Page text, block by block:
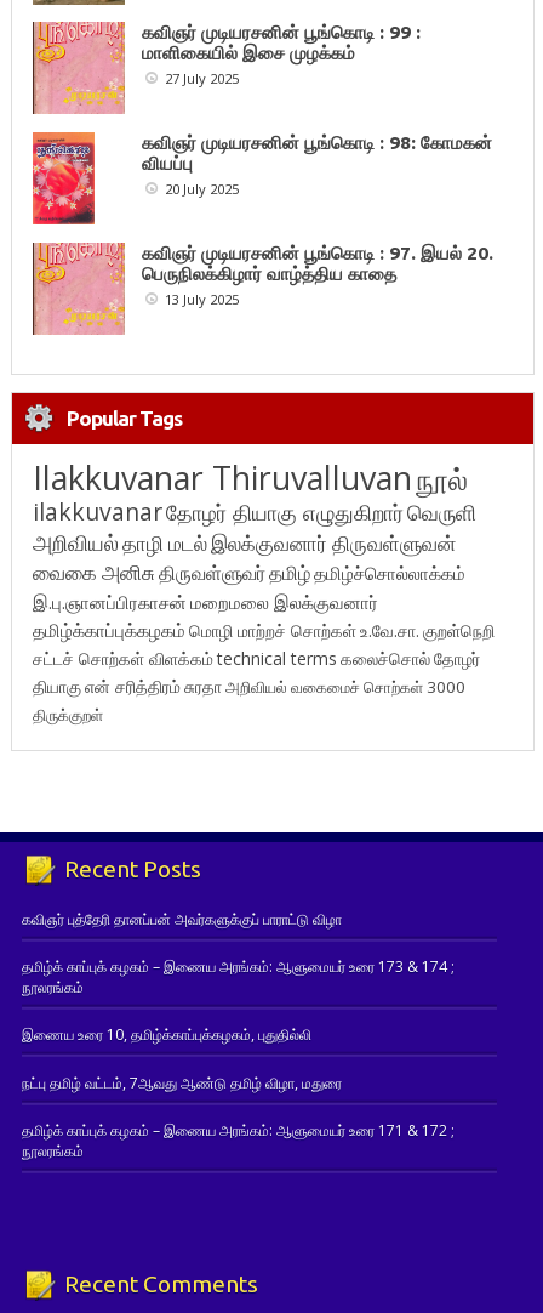
கவிஞர் முடியரசனின் பூங்கொடி : 99 :
மாளிகையில் இசை முழக்கம்
27 July 2025
கவிஞர் முடியரசனின் பூங்கொடி : 98: கோமகன்
வியப்பு
20 July 2025
கவிஞர் முடியரசனின் பூங்கொடி : 97. இயல் 20.
பெருநிலக்கிழார் வாழ்த்திய காதை
13 July 2025
Popular Tags
Ilakkuvanar Thiruvalluvanநூல்
ilakkuvanarதோழர் தியாகு எழுதுகிறார்வெருளி
அறிவியல்தாழி மடல்இலக்குவனார் திருவள்ளுவன்
வைகை அனிசுதிருவள்ளுவர்தமிழ்தமிழ்ச்சொல்லாக்கம்
இ.பு.ஞானப்பிரகாசன் மறைமலை இலக்குவனார்
தமிழ்க்காப்புக்கழகம் மொழி மாற்றச் சொற்கள்உ.வே.சா. குறள்நெறி
சட்டச் சொற்கள் விளக்கம்technical terms கலைச்சொல்தோழர்
தியாகுஎன் சரித்திரம்சுரதாஅறிவியல் வகைமைச் சொற்கள் 3000
திருக்குறள்
Recent Posts
கவிஞர் புத்தேரி தானப்பன் அவர்களுக்குப் பாராட்டு விழா
தமிழ்க் காப்புக் கழகம் – இணைய அரங்கம்: ஆளுமையர் உரை 173 & 174 ;
நூலரங்கம்
இணைய உரை 10, தமிழ்க்காப்புக்கழகம், புதுதில்லி
நட்பு தமிழ் வட்டம், 7ஆவது ஆண்டு தமிழ் விழா, மதுரை
தமிழ்க் காப்புக் கழகம் – இணைய அரங்கம்: ஆளுமையர் உரை 171 & 172 ;
நூலரங்கம்
Recent Comments